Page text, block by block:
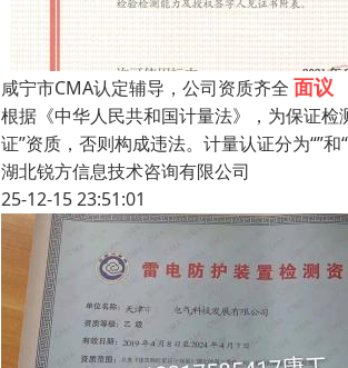
咸宁市CMA认定辅导，公司资质齐全 面议
根据《中华人民共和国计量法》，为保证
证”资质，否则构成违法。计量认证分为“”
湖北锐方信息技术咨询有限公司
25-12-15 23:51:01